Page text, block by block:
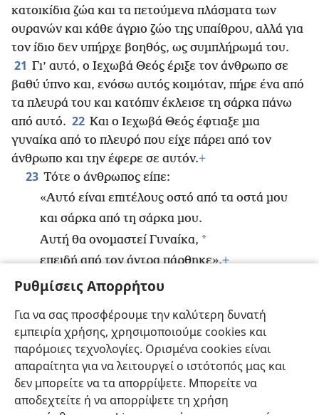
Ρυθμίσεις Απορρήτου
Για να σας προσφέρουμε την καλύτερη δυνατή
εμπειρία χρήσης, χρησιμοποιούμε cookies και
παρόμοιες τεχνολογίες. Ορισμένα cookies είναι
απαραίτητα για να λειτουργεί ο ιστότοπός μας και
δεν μπορείτε να τα απορρίψετε. Μπορείτε να
αποδεχτείτε ή να απορρίψετε τη χρήση
κατοικίδια ζώα και τα πετούμενα πλάσματα των
ουρανών και κάθε άγριο ζώο της υπαίθρου, αλλά για
τον ίδιο δεν υπήρχε βοηθός, ως συμπλήρωμά του.
21 Γι’ αυτό, ο Ιεχωβά Θεός έριξε τον άνθρωπο σε
βαθύ ύπνο και, ενόσω αυτός κοιμόταν, πήρε ένα από
τα πλευρά του και κατόπιν έκλεισε τη σάρκα πάνω
από αυτό. 22 Και ο Ιεχωβά Θεός έφτιαξε μια
γυναίκα από το πλευρό που είχε πάρει από τον
άνθρωπο και την έφερε σε αυτόν.+
23 Τότε ο άνθρωπος είπε:
«Αυτό είναι επιτέλους οστό από τα οστά μου
και σάρκα από τη σάρκα μου.
Αυτή θα ονομαστεί Γυναίκα, *
επειδή από τον άντρα πάρθηκε».+
24 Γι’ αυτό, ο άνθρωπος θα αφήσει τον πατέρα
γυναίκα του, και θα γίνουν μία σάρκα. + 25 Τόσο
εκείνος όσο και η γυναίκα του ήταν και οι δύο
γυμνοί,+και εντούτοις δεν ντρέπονταν.